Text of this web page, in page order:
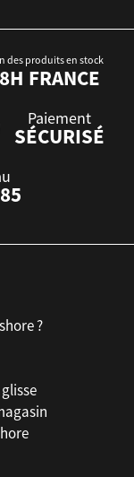
des produits en stock
FRANCE
Paiement
SÉCURISÉ
?